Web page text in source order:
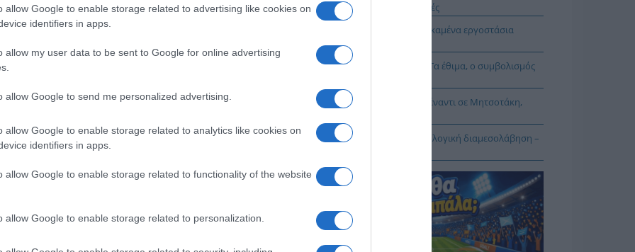
allow Google to enable storage related to advertising like cookies on
identifiers in apps.
allow my user data to be sent to Google for online advertising
allow Google to send me personalized advertising.
allow Google to enable storage related to analytics like cookies on
identifiers in apps.
allow Google to enable storage related to functionality of the website
allow Google to enable storage related to personalization.
που θα «κουβαλήσει» όλο το καλοκαίρι
σου
με την παρέα κερδίζουν ξανά την καρδιά
Jaafar Jackson: Από τον «Michael» στο
Κίνδυνος-θάνατος οι σκαλωσιές
Όλοι βλέπουν τι γίνεται με τα καμένα εργοστάσια
ανακύκλωσης
Μεταμόρφωση του Σωτήρος: Τα έθιμα, ο συμβολισμός
Σε Συμπληγάδες το ΠΑΣΟΚ απέναντι σε Μητσοτάκη,
«Μία κάποια λύσις» η κτηματολογική διαμεσολάβηση –